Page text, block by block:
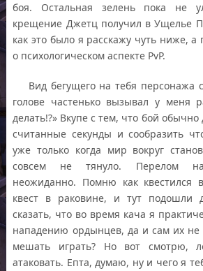
боя. Остальная зелень пока не
крещение Джетц получил в Ущелье
как это было я расскажу чуть ниже, а
о психологическом аспекте PvP.
Вид бегущего на тебя персонажа
голове частенько вызывал у меня
делать!?» Вкупе с тем, что бой обычно
считанные секунды и сообразить
уже только когда мир вокруг
совсем не тянуло. Перелом
неожиданно. Помню как квестился
квест в раковине, и тут подошли
сказать, что во время кача я
нападению ордынцев, да и сам их не
мешать играть? Но вот смотрю,
атаковать. Епта, думаю, ну и чего я